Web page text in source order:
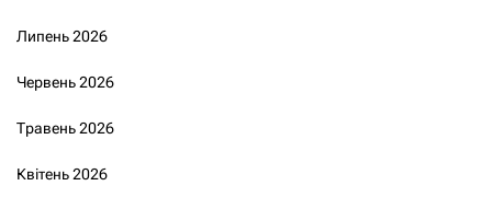
Липень 2026
Червень 2026
Травень 2026
Квітень 2026